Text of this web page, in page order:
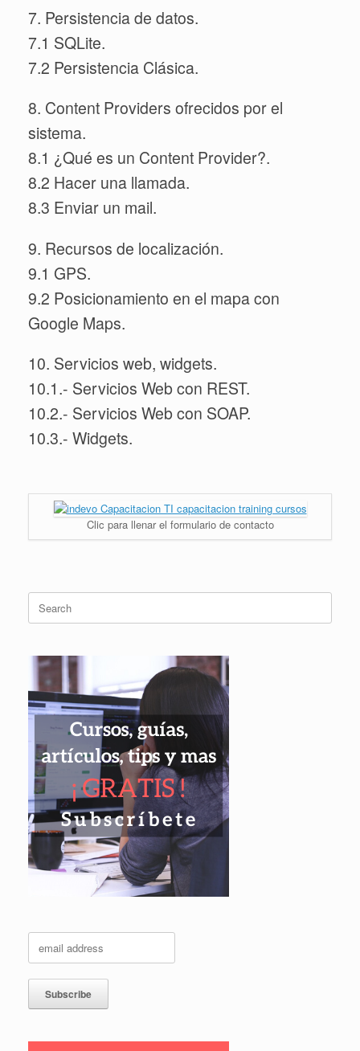
7. Persistencia de datos.
7.1 SQLite.
7.2 Persistencia Clásica.
8. Content Providers ofrecidos por el
sistema.
8.1 ¿Qué es un Content Provider?.
8.2 Hacer una llamada.
8.3 Enviar un mail.
9. Recursos de localización.
9.1 GPS.
9.2 Posicionamiento en el mapa con
Google Maps.
10. Servicios web, widgets.
10.1.- Servicios Web con REST.
10.2.- Servicios Web con SOAP.
10.3.- Widgets.
Clic para llenar el formulario de contacto
Search
for: